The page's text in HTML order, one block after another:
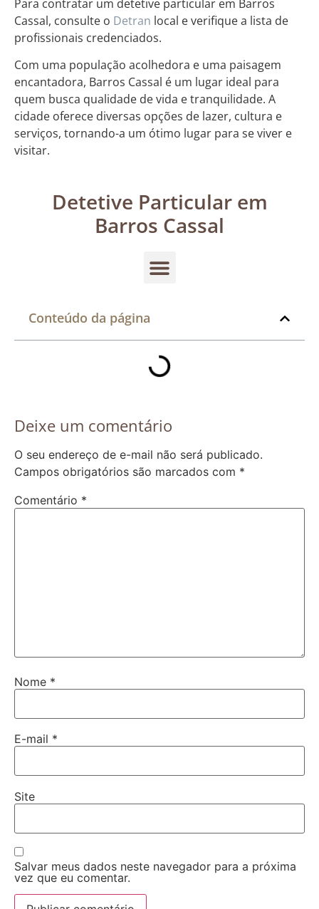
Para contratar um detetive particular em Barros
Cassal, consulte o Detran local e verifique a lista de
profissionais credenciados.
Com uma população acolhedora e uma paisagem
encantadora, Barros Cassal é um lugar ideal para
quem busca qualidade de vida e tranquilidade. A
cidade oferece diversas opções de lazer, cultura e
serviços, tornando-a um ótimo lugar para se viver e
visitar.
Detetive Particular em
Barros Cassal
Conteúdo da página
Deixe um comentário
O seu endereço de e-mail não será publicado.
Campos obrigatórios são marcados com *
Comentário *
Nome *
E-mail *
Site
Salvar meus dados neste navegador para a próxima
vez que eu comentar.